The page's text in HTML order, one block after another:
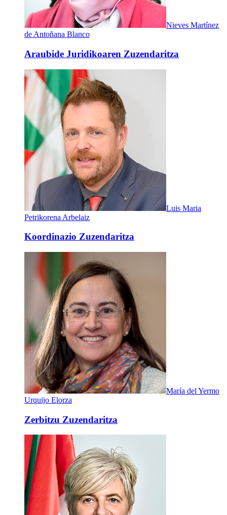
Nieves Martínez
de Antoñana Blanco
Araubide Juridikoaren Zuzendaritza
Luis Maria
Petrikorena Arbelaiz
Koordinazio Zuzendaritza
María del Yermo
Urquijo Elorza
Zerbitzu Zuzendaritza